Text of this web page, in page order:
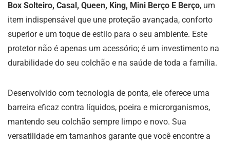
Box Solteiro, Casal, Queen, King, Mini Berço E Berço, um
item indispensável que une proteção avançada, conforto
superior e um toque de estilo para o seu ambiente. Este
protetor não é apenas um acessório; é um investimento na
durabilidade do seu colchão e na saúde de toda a família.
Desenvolvido com tecnologia de ponta, ele oferece uma
barreira eficaz contra líquidos, poeira e microrganismos,
mantendo seu colchão sempre limpo e novo. Sua
versatilidade em tamanhos garante que você encontre a